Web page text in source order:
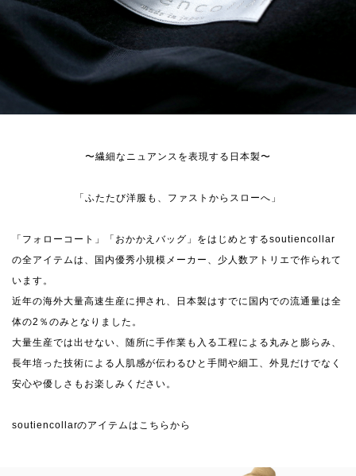
〜繊細なニュアンスを表現する日本製〜
「ふたたび洋服も、ファストからスローへ」
「フォローコート」「おかかえバッグ」をはじめとするsoutiencollar
の全アイテムは、国内優秀小規模メーカー、少人数アトリエで作られて
います。
近年の海外大量高速生産に押され、日本製はすでに国内での流通量は全
体の2％のみとなりました。
大量生産では出せない、随所に手作業も入る工程による丸みと膨らみ、
長年培った技術による人肌感が伝わるひと手間や細工、外見だけでなく
安心や優しさもお楽しみください。
soutiencollarのアイテムはこちらから